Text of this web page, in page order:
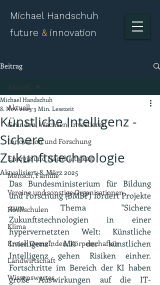
Michael Handschuh
future & innovation
Beitrag
Aktuell.
Gründen, Wachsen, Investieren
Innovation und Forschung
Energie und Nachhaltigkeit
Mensch, Familie
Vereine und sonstige Organisationen
Hochschulen
Klima
Kreise, Gemeinden, Körperschaften
Landwirtschaft
Wissenswertes.
Aktuell.
Künstliche Intelligenz -
Sichere
Zukunftstechnologie
Michael Handschuh
8. Nov. 2023 3 Min. Lesezeit
Aktualisiert:8. März 2025
Das Bundesministerium für Bildung
und Forschung (BMBF) fördert Projekte
zum Thema "Sichere
Zukunftstechnologien in einer
hypervernetzten Welt: Künstliche
Intelligenz". Mit der künstlichen
Intelligenz gehen Risiken einher.
Fortschritte im Bereich der KI haben
große Auswirkungen auf die IT-